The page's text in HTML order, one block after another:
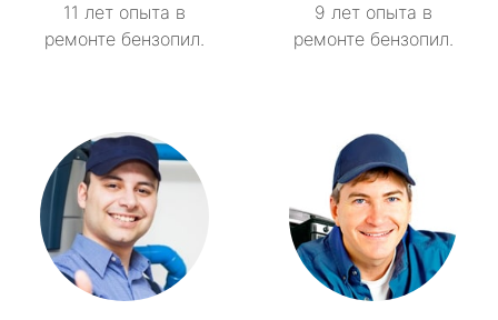
11 лет опыта в
ремонте бензопил.
9 лет опыта в
ремонте бензопил.